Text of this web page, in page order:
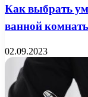
Как выбрать
ванной
02.09.2023